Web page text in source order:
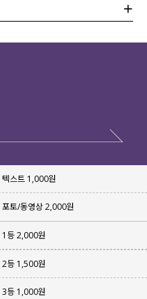
랑한 소재
품 설명이 끝나는
에 만족시키는
커트를 제작했어요!
텍스트 1,000원
포토/동영상 2,000원
1등 2,000원
2등 1,500원
3등 1,000원